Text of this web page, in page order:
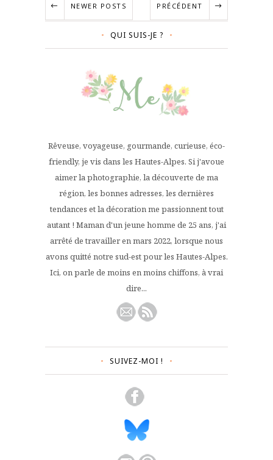
NEWER POSTS PRÉCÉDENT
QUI SUIS-JE ?
Rêveuse, voyageuse, gourmande, curieuse, éco-
friendly, je vis dans les Hautes-Alpes. Si j'avoue
aimer la photographie, la découverte de ma
région, les bonnes adresses, les dernières
tendances et la décoration me passionnent tout
autant ! Maman d'un jeune homme de 25 ans, j'ai
arrêté de travailler en mars 2022, lorsque nous
avons quitté notre sud-est pour les Hautes-Alpes.
Ici, on parle de moins en moins chiffons, à vrai
dire...
SUIVEZ-MOI !